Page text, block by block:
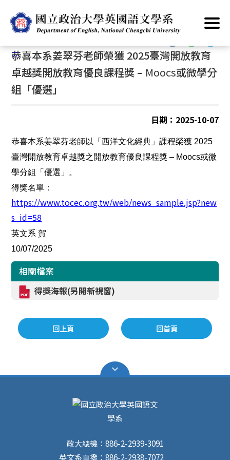
到
主
要
內
塊
首頁 公告資訊 最新消息 / 獎學金/獲獎
:::
恭喜本系姜翠芬老師榮獲 2025臺灣開放教育
卓越獎開放教育優良課程獎 – Moocs或微學分
組「優選」
日期：2025-10-07
恭喜本系姜翠芬老師以「西洋文化經典」課程榮獲 2025
臺灣開放教育卓越獎之開放教育優良課程獎 – Moocs或微
學分組「優選」。
得獎名單：
https://www.tocec.org.tw/web/news_sample.jsp?new
s_id=58
英文系 賀
10/07/2025
相關檔案
得獎海報(另開新視窗)
回上頁 回首頁
政大總機：886-2-2939-3091
英文系直撥：886-2-2938-7072